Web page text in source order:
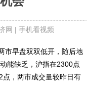
网 | 手机看视频
早盘双双低开，随后地
能缺乏，沪指在2300点
，两市成交量较昨日有